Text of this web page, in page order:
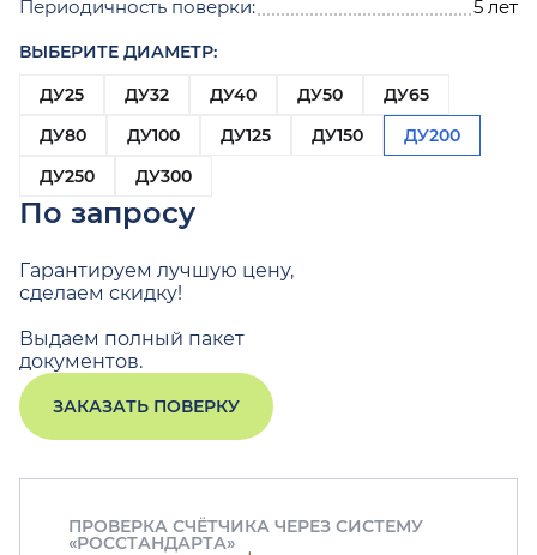
Периодичность поверки:
5 лет
ВЫБЕРИТЕ ДИАМЕТР:
ДУ25
ДУ32 ДУ40 ДУ50
ДУ65
ДУ80
ДУ100 ДУ125 ДУ150
ДУ200
ДУ250
ДУ300
По запросу
Гарантируем лучшую цену,
сделаем скидку!
Выдаем полный пакет
документов.
ЗАКАЗАТЬ ПОВЕРКУ
ПРОВЕРКА СЧЁТЧИКА ЧЕРЕЗ СИСТЕМУ
«РОССТАНДАРТА»